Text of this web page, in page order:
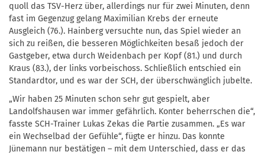
quoll das TSV-Herz über, allerdings nur für zwei Minuten, denn
fast im Gegenzug gelang Maximilian Krebs der erneute
Ausgleich (76.). Hainberg versuchte nun, das Spiel wieder an
sich zu reißen, die besseren Möglichkeiten besaß jedoch der
Gastgeber, etwa durch Weidenbach per Kopf (81.) und durch
Kraus (83.), der links vorbeischoss. Schließlich entschied ein
Standardtor, und es war der SCH, der überschwänglich jubelte.
„Wir haben 25 Minuten schon sehr gut gespielt, aber
Landolfshausen war immer gefährlich. Konter beherrschen die“,
fasste SCH-Trainer Lukas Zekas die Partie zusammen. „Es war
ein Wechselbad der Gefühle“, fügte er hinzu. Das konnte
Jünemann nur bestätigen – mit dem Unterschied, dass er das